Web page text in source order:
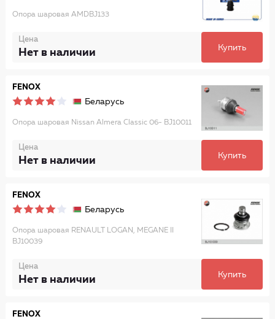
Опора шаровая AMDBJ133
Цена
Нет в наличии Купить
FENOX
Беларусь
Опора шаровая Nissan Almera Classic 06- BJ10011
Цена
Нет в наличии Купить
FENOX
Беларусь
Опора шаровая RENAULT LOGAN, MEGANE II
BJ10039
Цена
Нет в наличии Купить
FENOX